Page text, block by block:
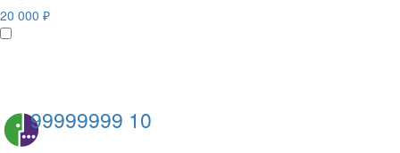
20 000 ₽
99999999 10